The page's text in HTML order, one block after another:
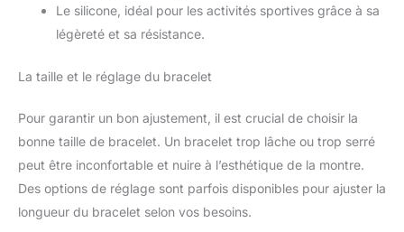
Le silicone, idéal pour les activités sportives grâce à sa
légèreté et sa résistance.
La taille et le réglage du bracelet
Pour garantir un bon ajustement, il est crucial de choisir la
bonne taille de bracelet. Un bracelet trop lâche ou trop serré
peut être inconfortable et nuire à l’esthétique de la montre.
Des options de réglage sont parfois disponibles pour ajuster la
longueur du bracelet selon vos besoins.